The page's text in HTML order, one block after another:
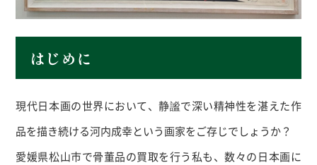
はじめに
現代日本画の世界において、静謐で深い精神性を湛えた作
品を描き続ける河内成幸という画家をご存じでしょうか？
愛媛県松山市で骨董品の買取を行う私も、数々の日本画に